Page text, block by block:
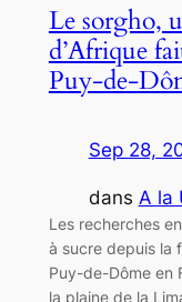
Le sorgho,
d’Afrique
Puy-de-
Sep 28,
dans A la
Les recherches
à sucre depuis la
Puy-de-Dôme en
la plaine de la